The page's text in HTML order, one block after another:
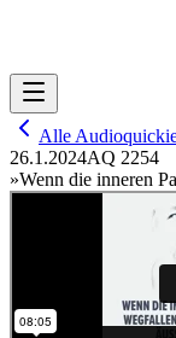
Alle
26.1.2024AQ 2254
»Wenn die inneren